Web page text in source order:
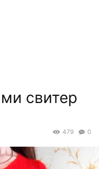
свитер
0
479